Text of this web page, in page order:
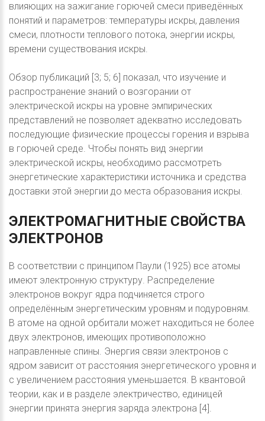
влияющих на зажигание горючей смеси приведённых
понятий и параметров: температуры искры, давления
смеси, плотности теплового потока, энергии искры,
времени существования искры.
Обзор публикаций [3; 5; 6] показал, что изучение и
распространение знаний о возгорании от
электрической искры на уровне эмпирических
представлений не позволяет адекватно исследовать
последующие физические процессы горения и взрыва
в горючей среде. Чтобы понять вид энергии
электрической искры, необходимо рассмотреть
энергетические характеристики источника и средства
доставки этой энергии до места образования искры.
ЭЛЕКТРОМАГНИТНЫЕ СВОЙСТВА
ЭЛЕКТРОНОВ
В соответствии с принципом Паули (1925) все атомы
имеют электронную структуру. Распределение
электронов вокруг ядра подчиняется строго
определённым энергетическим уровням и подуровням.
В атоме на одной орбитали может находиться не более
двух электронов, имеющих противоположно
направленные спины. Энергия связи электронов с
ядром зависит от расстояния энергетического уровня и
с увеличением расстояния уменьшается. В квантовой
теории, как и в разделе электричество, единицей
энергии принята энергия заряда электрона [4].